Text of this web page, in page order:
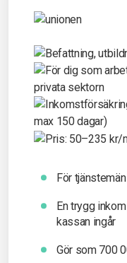
För
En trygg
kassan ingår
Gör som 700